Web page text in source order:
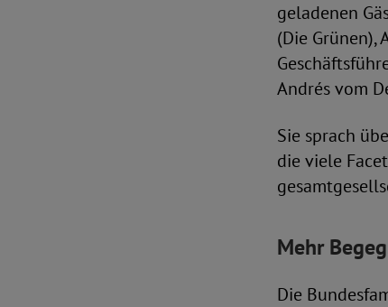
geladenen
(Die Grünen),
Andrés vom
Sie sprach
die viele
Mehr
Die